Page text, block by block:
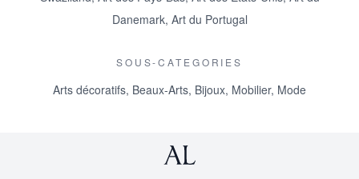
Danemark, Art du Portugal
SOUS-CATEGORIES
Arts décoratifs, Beaux-Arts, Bijoux, Mobilier, Mode